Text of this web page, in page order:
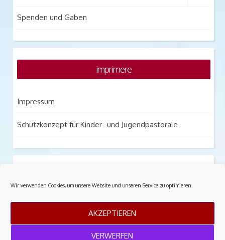
Wir verwenden Cookies, um unsere Website und unseren Service zu optimieren.
AKZEPTIEREN
VERWERFEN
Spenden und Gaben
imprimere
Impressum
Schutzkonzept für Kinder- und Jugendpastorale